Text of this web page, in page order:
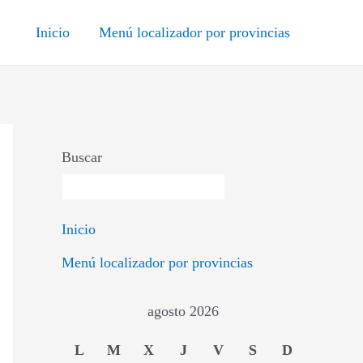
Inicio Menú localizador por provincias
Buscar
Inicio
Menú localizador por provincias
agosto 2026
L M X J V S D